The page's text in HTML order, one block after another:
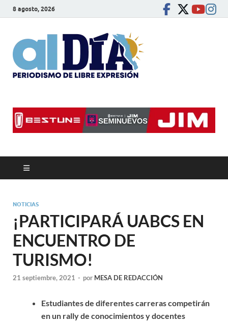
8 agosto, 2026
NOTICIAS
¡PARTICIPARÁ UABCS EN
ENCUENTRO DE
TURISMO!
21 septiembre, 2021 - por MESA DE REDACCIÓN
Estudiantes de diferentes carreras competirán
en un rally de conocimientos y docentes